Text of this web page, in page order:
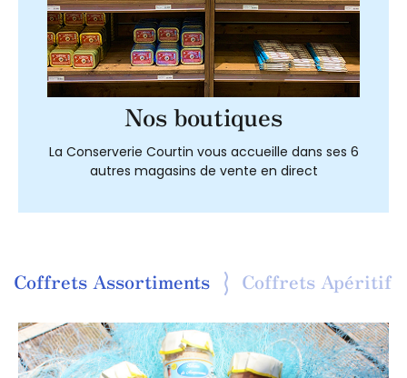
Nos boutiques
La Conserverie Courtin vous accueille dans ses 6
autres magasins de vente en direct
Coffrets Assortiments Coffrets Apéritif